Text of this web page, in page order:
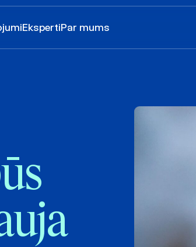
EkspertiPar mums